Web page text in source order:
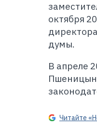
октября
думы.
В апреле
Читайте